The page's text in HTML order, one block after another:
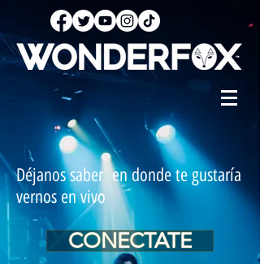
Déjanos saber en donde te gustaría
vernos en vivo
CONECTATE